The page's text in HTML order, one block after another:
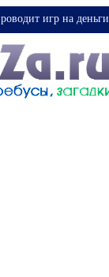
игр на деньги